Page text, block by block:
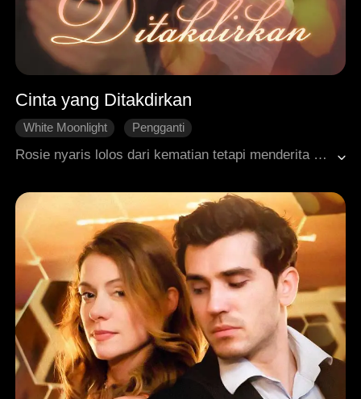
Cinta yang Ditakdirkan
White Moonlight
Pengganti
Rosie nyaris lolos dari kematian tetapi menderita amnesia. Dia dipaksa memainkan peran sebagai istri Ayden, meskipun cinta sejatinya masih ada. Ketika ingatan Rosie kembali, dia ragu-ragu untuk tetap berada di sisi Ayden, hanya untuk menemukan bukti yang menunjukkan motif jahat di balik kecelakaan mobil orang tuanya.